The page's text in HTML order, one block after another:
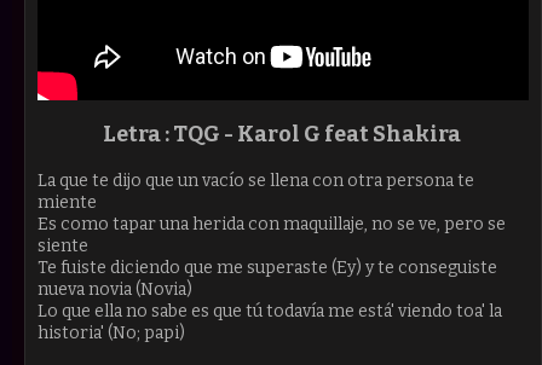
Letra : TQG - Karol G feat Shakira
La que te dijo que un vacío se llena con otra persona te
miente
Es como tapar una herida con maquillaje, no se ve, pero se
siente
Te fuiste diciendo que me superaste (Ey) y te conseguiste
nueva novia (Novia)
Lo que ella no sabe es que tú todavía me está' viendo toa' la
historia' (No; papi)